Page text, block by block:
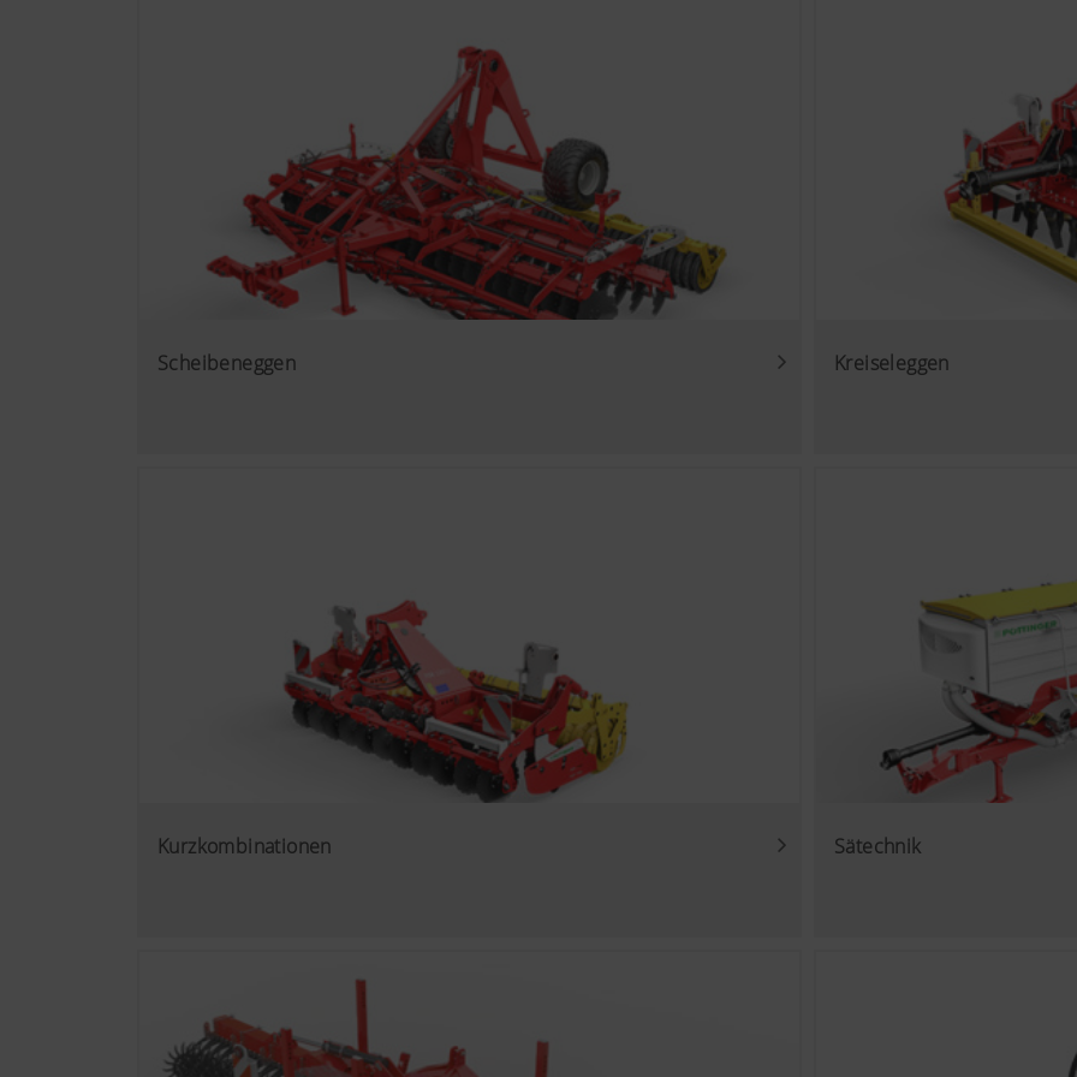
Wir möchten Ihnen relevante Inhalte auf unserer Website und auf Social Media anzeigen,
Technologien (auch Cookies) von einigen Partnerunternehmen. Dadurch werden die
Nutzungsverhalten zugeschnitten und angezeigt.
Zweck des Cookies
YouTube
Wir binden YouTube Videos auf unserer Website ein und verwenden hierbei
Datenschutzmodus von YouTube. Es werden von YouTube keine
Besucher auf dieser Website gespeichert, es sei denn, es wird ein Video
Informationen finden Sie hier: https://support.google.com/youtube/answer/
https://www.google.de/intl/de/policies/privacy/ Wir haben keine Kontrolle
Cookies, Sie können diese Cookies in Ihren Browser-Einstellungen blockieren.
Mehr Infos
Scheibeneggen Kreiseleggen
Kurzkombinationen Sätechnik